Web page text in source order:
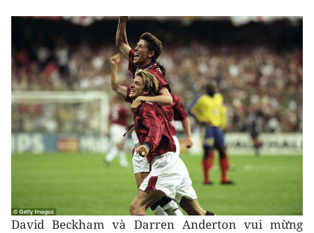
David Beckham và Darren Anderton vui mừng